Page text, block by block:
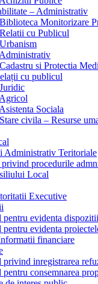
– Administrativ
Monitorizare
cu Publicul
si Protectia
cu publicul
Sociala
civila – Resurse
Administrativ Teritoriale
privind procedurile
Local
Executive
pentru evidenta
pentru evidenta
financiare
privind inregistrarea
pentru consemnarea